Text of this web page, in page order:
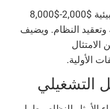
عادةً ما تكلف التصاريح البيئية $2,000-$8,000
النظام. ويضيف
التشغيلي